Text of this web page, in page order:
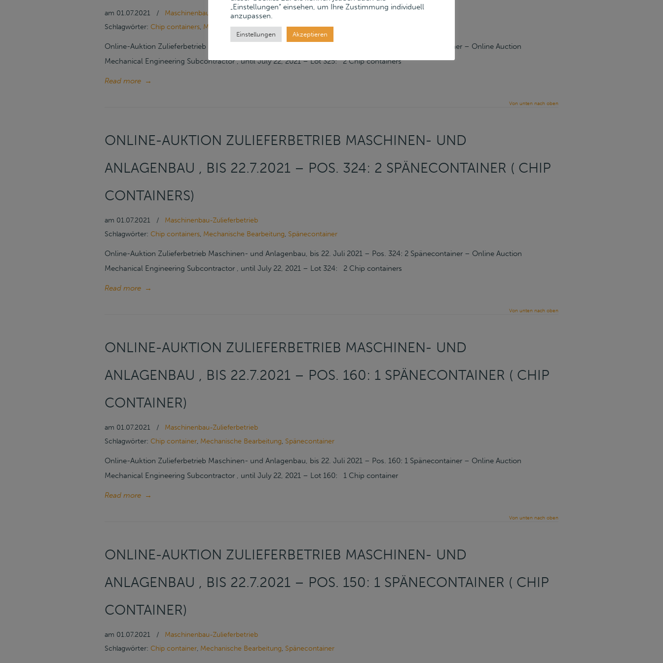
am 01.07.2021 /
Maschinenbau-Zulieferbetrieb
Schlagwörter: Chip containers, Mechanische Bearbeitung ,Spänecontainer
Online-Auktion Zulieferbetrieb Maschinen- und Anlagenbau, bis 22. Juli 2021 – Pos. 325: 2 Spänecontainer – Online Auction
Mechanical Engineering Subcontractor , until July 22, 2021 – Lot 325: 2 Chip containers
Read more →
Von unten nach oben
ONLINE-AUKTION ZULIEFERBETRIEB MASCHINEN- UND
ANLAGENBAU , BIS 22.7.2021 – POS. 324: 2 SPÄNECONTAINER ( CHIP
CONTAINERS)
am 01.07.2021 /
Maschinenbau-Zulieferbetrieb
Schlagwörter: Chip containers, Mechanische Bearbeitung, Spänecontainer
Online-Auktion Zulieferbetrieb Maschinen- und Anlagenbau, bis 22. Juli 2021 – Pos. 324: 2 Spänecontainer – Online Auction
Mechanical Engineering Subcontractor , until July 22, 2021 – Lot 324: 2 Chip containers
Read more →
Von unten nach oben
ONLINE-AUKTION ZULIEFERBETRIEB MASCHINEN- UND
ANLAGENBAU , BIS 22.7.2021 – POS. 160: 1 SPÄNECONTAINER ( CHIP
CONTAINER)
am 01.07.2021 /
Maschinenbau-Zulieferbetrieb
Schlagwörter: Chip container, Mechanische Bearbeitung, Spänecontainer
Online-Auktion Zulieferbetrieb Maschinen- und Anlagenbau, bis 22. Juli 2021 – Pos. 160: 1 Spänecontainer – Online Auction
Mechanical Engineering Subcontractor , until July 22, 2021 – Lot 160: 1 Chip container
Read more →
Von unten nach oben
ONLINE-AUKTION ZULIEFERBETRIEB MASCHINEN- UND
ANLAGENBAU , BIS 22.7.2021 – POS. 150: 1 SPÄNECONTAINER ( CHIP
CONTAINER)
am 01.07.2021 /
Maschinenbau-Zulieferbetrieb
Schlagwörter: Chip container, Mechanische Bearbeitung, Spänecontainer
„Einstellungen“ einsehen, um Ihre Zustimmung individuell
anzupassen.
Einstellungen Akzeptieren